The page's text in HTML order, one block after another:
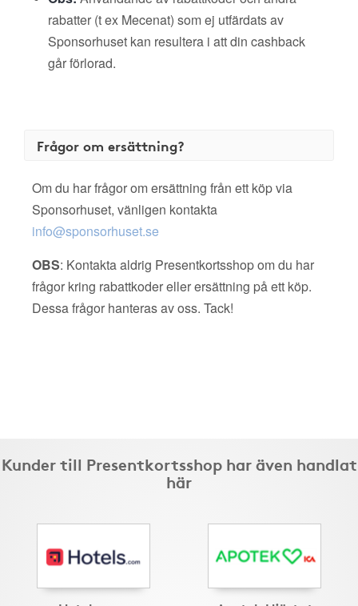
rabatter (t ex Mecenat) som ej utfärdats av
Sponsorhuset kan resultera i att din cashback
går förlorad.
Frågor om ersättning?
Om du har frågor om ersättning från ett köp via
Sponsorhuset, vänligen kontakta
info@sponsorhuset.se
OBS: Kontakta aldrig Presentkortsshop om du har
frågor kring rabattkoder eller ersättning på ett köp.
Dessa frågor hanteras av oss. Tack!
Kunder till Presentkortsshop har även handlat
här